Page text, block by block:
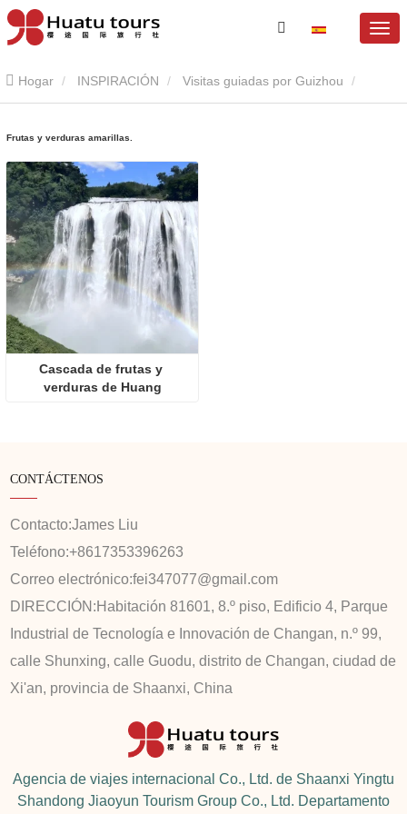
Hogar INSPIRACIÓN Visitas guiadas por Guizhou
Frutas y verduras amarillas.
Cascada de frutas y
verduras de Huang
CONTÁCTENOS
Contacto:James Liu
Teléfono:+8617353396263
Correo electrónico:fei347077@gmail.com
DIRECCIÓN: Habitación 81601, 8.º piso, Edificio 4, Parque
Industrial de Tecnología e Innovación de Changan, n.º 99,
calle Shunxing, calle Guodu, distrito de Changan, ciudad de
Xi'an, provincia de Shaanxi, China
Agencia de viajes internacional Co., Ltd. de Shaanxi Yingtu
Shandong Jiaoyun Tourism Group Co., Ltd. Departamento